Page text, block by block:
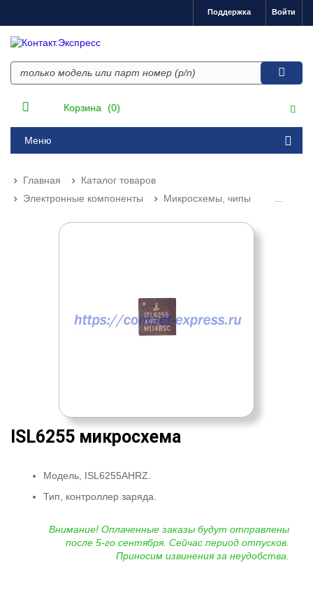
Войти
Поддержка
Корзина (0)
Меню
Главная
Каталог товаров
Электронные компоненты
Микросхемы, чипы
ISL6255 микросхема
Модель, ISL6255AHRZ.
Тип, контроллер заряда.
Внимание! Оплаченные заказы будут отправлены
после 5-го сентября. Сейчас период отпусков.
Приносим извинения за неудобства.